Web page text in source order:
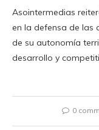
Asointermedias
en la defensa de las
de su autonomía
desarrollo y
0